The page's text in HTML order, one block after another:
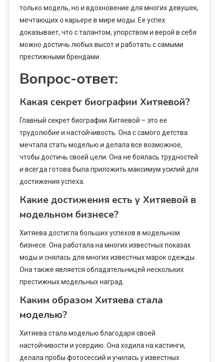
только модель, но и вдохновение для многих девушек,
мечтающих о карьере в мире моды. Ее успех
доказывает, что с талантом, упорством и верой в себя
можно достичь любых высот и работать с самыми
престижными брендами.
Вопрос-ответ:
Какая секрет биографии Хитяевой?
Главный секрет биографии Хитяевой – это ее
трудолюбие и настойчивость. Она с самого детства
мечтала стать моделью и делала все возможное,
чтобы достичь своей цели. Она не боялась трудностей
и всегда готова была приложить максимум усилий для
достижения успеха.
Какие достижения есть у Хитяевой в
модельном бизнесе?
Хитяева достигла больших успехов в модельном
бизнесе. Она работала на многих известных показах
моды и снялась для многих известных марок одежды.
Она также является обладательницей нескольких
престижных модельных наград.
Каким образом Хитяева стала
моделью?
Хитяева стала моделью благодаря своей
настойчивости и усердию. Она ходила на кастинги,
делала пробы фотосессий и училась у известных